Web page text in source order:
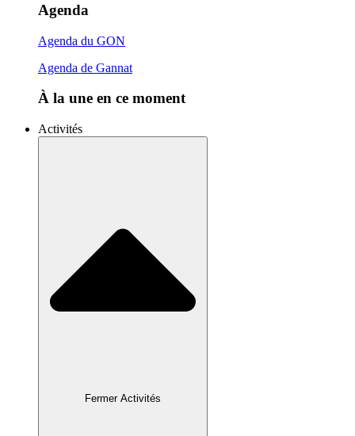
Agenda
Agenda du GON
Agenda de Gannat
À la une en ce moment
Activités
Fermer Activités